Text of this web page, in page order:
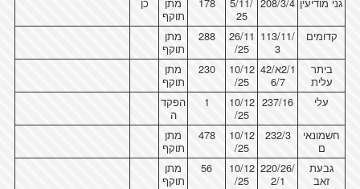
25
תוקף
קדומים
113/11/
3
26/11
/25
288
מתן
תוקף
ביתר
עלית
2/1א/42
6/7
10/12
/25
230
מתן
תוקף
עלי
237/16
10/12
/25
1
הפקד
ה
חשמונאי
ם
232/3
10/12
/25
478
מתן
תוקף
גבעת
זאב
220/26/
2/1
10/12
/25
56
מתן
תוקף